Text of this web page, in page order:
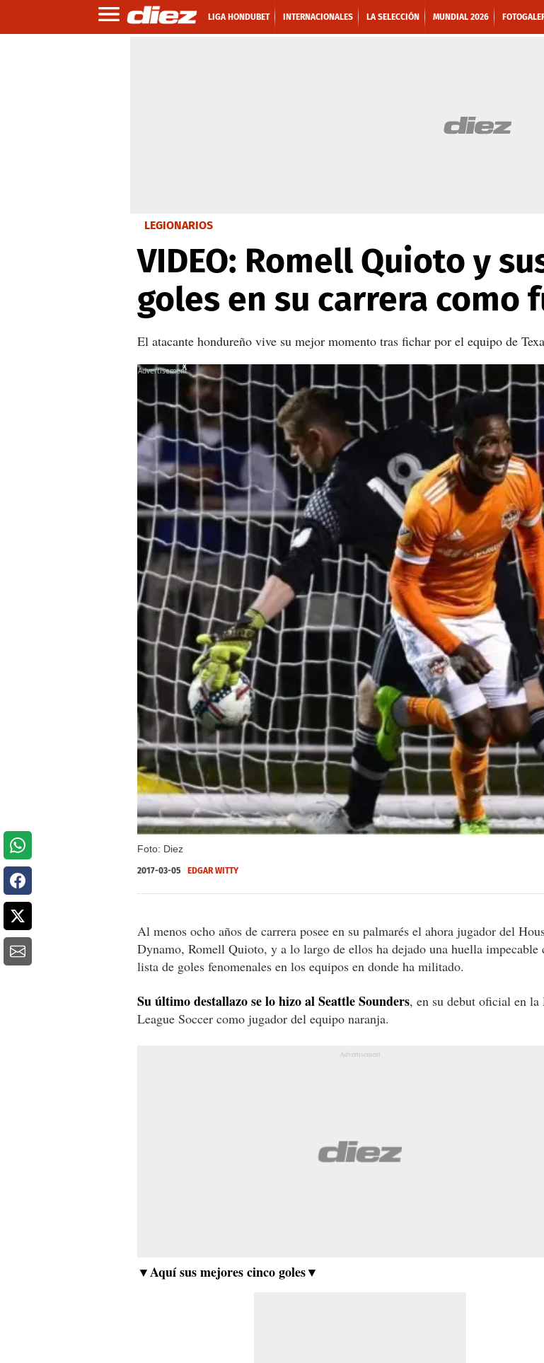
LIGA HONDUBET INTERNACIONALES LA SELECCIÓN MUNDIAL 2026
LEGIONARIOS
VIDEO: Romell Quioto y
goles en su carrera como
El atacante hondureño vive su mejor momento tras fichar por el equipo de
Foto: Diez
X
2017-03-05 EDGAR WITTY
Al menos ocho años de carrera posee en su palmarés el ahora jugador del
Dynamo, Romell Quioto, y a lo largo de ellos ha dejado una huella impecable
lista de goles fenomenales en los equipos en donde ha militado.
Su último destallazo se lo hizo al Seattle Sounders, en su debut oficial en
League Soccer como jugador del equipo naranja.
▼Aquí sus mejores cinco goles▼